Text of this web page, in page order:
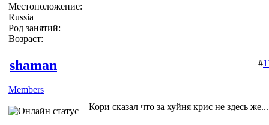
Местоположение:
Russia
Род занятий:
Возраст:
shaman
Members
#
Кори сказал что за хуйня крис не здесь